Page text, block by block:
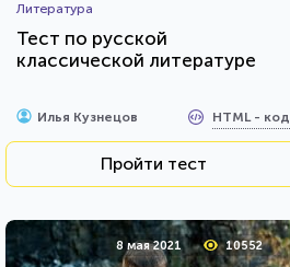
Литература
Тест по русской
классической литературе
Илья Кузнецов HTML - код
Пройти тест
8 мая 2021 10552